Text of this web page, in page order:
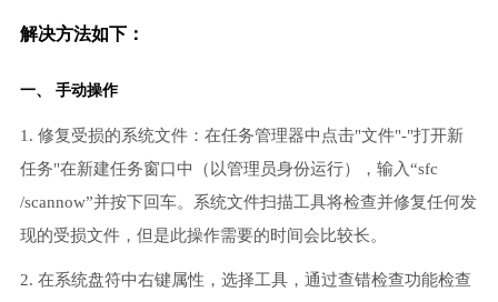
解决方法如下：
一、 手动操作
1. 修复受损的系统文件：在任务管理器中点击"文件"-"打开新
任务"在新建任务窗口中（以管理员身份运行），输入“sfc
/scannow”并按下回车。系统文件扫描工具将检查并修复任何发
现的受损文件，但是此操作需要的时间会比较长。
2. 在系统盘符中右键属性，选择工具，通过查错检查功能检查